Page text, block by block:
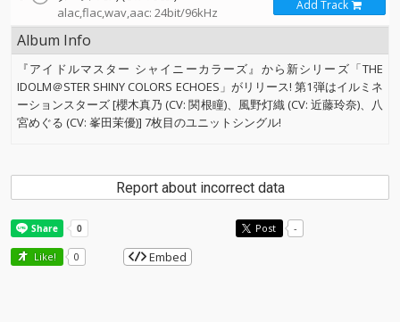
alac,flac,wav,aac: 24bit/96kHz
Add Track
Album Info
『アイドルマスター シャイニーカラーズ』から新シリーズ「THE
IDOLM＠STER SHINY COLORS ECHOES」がリリース! 第1弾はイルミネ
ーションスターズ [櫻木真乃 (CV: 関根瞳)、風野灯織 (CV: 近藤玲奈)、八
宮めぐる (CV: 峯田茉優)] 7枚目のユニットシングル!
Report about incorrect data
Post -
Like! 0 Embed